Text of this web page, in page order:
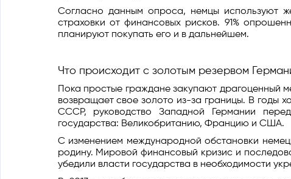
Согласно данным опроса, немцы используют
страховки от финансовых рисков. 91%
планируют покупать его и в дальнейшем.
Что происходит с золотым резервом
Пока простые граждане закупают драгоценный
возвращает свое золото из-за границы. В годы
СССР, руководство Западной Германии
государства: Великобританию, Францию и США.
С изменением международной обстановки
родину. Мировой финансовый кризис и
убедили власти государства в необходимости